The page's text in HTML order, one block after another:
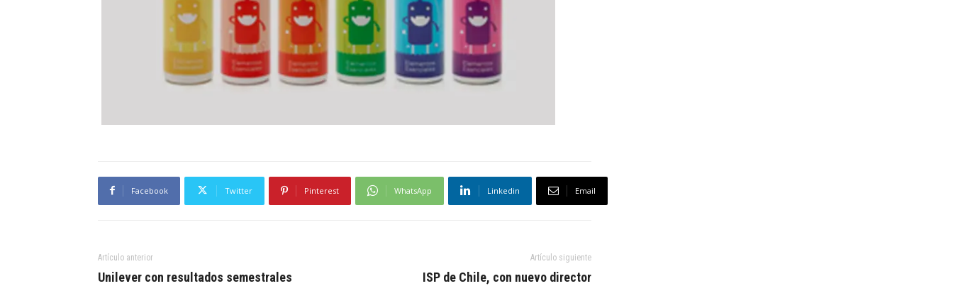
Facebook Twitter Pinterest WhatsApp Linkedin Email
Artículo anterior
Unilever con resultados semestrales
Artículo siguiente
ISP de Chile, con nuevo director